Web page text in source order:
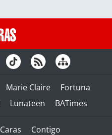
Marie Claire
Fortuna
Lunateen BATimes
Caras
Contigo